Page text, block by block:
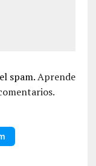
spam.Aprende